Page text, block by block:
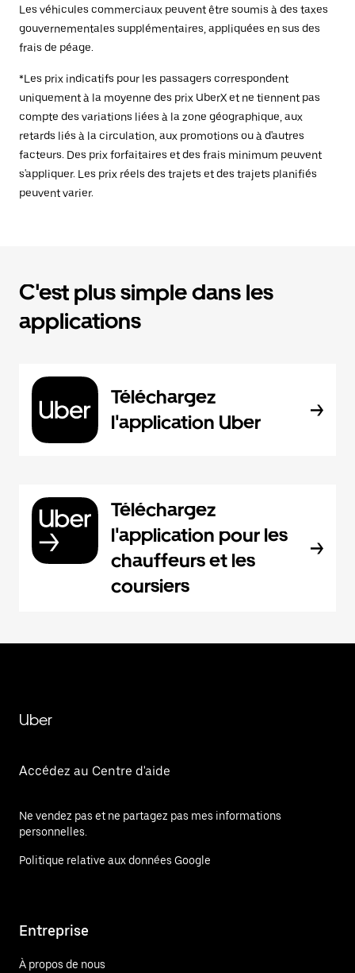
Les véhicules commerciaux peuvent être soumis à des taxes
gouvernementales supplémentaires, appliquées en sus des
frais de péage.
*Les prix indicatifs pour les passagers correspondent
uniquement à la moyenne des prix UberX et ne tiennent pas
compte des variations liées à la zone géographique, aux
retards liés à la circulation, aux promotions ou à d'autres
facteurs. Des prix forfaitaires et des frais minimum peuvent
s'appliquer. Les prix réels des trajets et des trajets planifiés
peuvent varier.
C'est plus simple dans les
applications
Téléchargez
l'application Uber
Téléchargez
l'application pour les
chauffeurs et les
coursiers
Uber
Accédez au Centre d'aide
Ne vendez pas et ne partagez pas mes informations
personnelles.
Politique relative aux données Google
Entreprise
À propos de nous